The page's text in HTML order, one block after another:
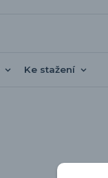
Ke stažení